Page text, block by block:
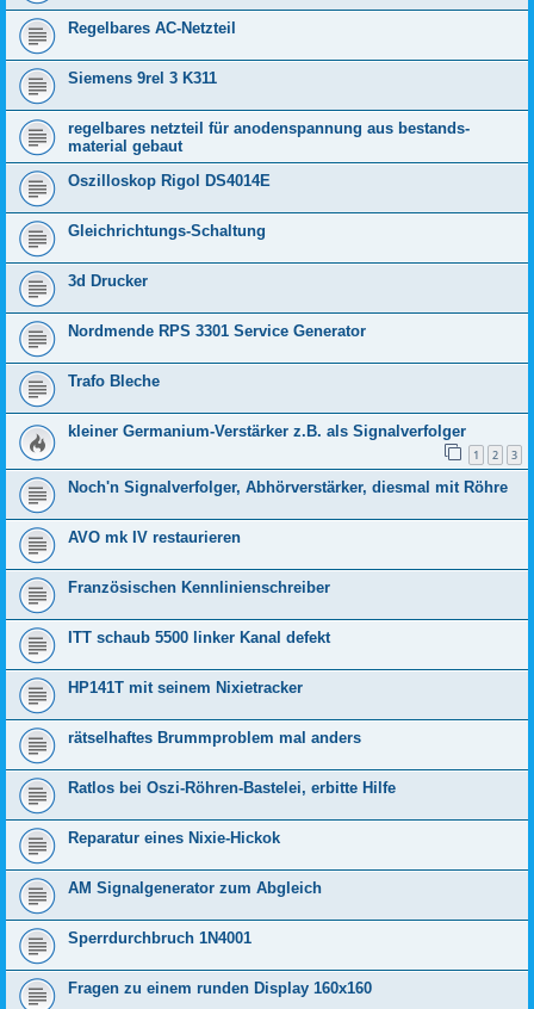
Regelbares AC-Netzteil
Siemens 9rel 3 K311
regelbares netzteil für anodenspannung aus bestands-
material gebaut
Oszilloskop Rigol DS4014E
Gleichrichtungs-Schaltung
3d Drucker
Nordmende RPS 3301 Service Generator
Trafo Bleche
kleiner Germanium-Verstärker z.B. als Signalverfolger
1 2 3
Noch'n Signalverfolger, Abhörverstärker, diesmal mit Röhre
AVO mk IV restaurieren
Französischen Kennlinienschreiber
ITT schaub 5500 linker Kanal defekt
HP141T mit seinem Nixietracker
rätselhaftes Brummproblem mal anders
Ratlos bei Oszi-Röhren-Bastelei, erbitte Hilfe
Reparatur eines Nixie-Hickok
AM Signalgenerator zum Abgleich
Sperrdurchbruch 1N4001
Fragen zu einem runden Display 160x160